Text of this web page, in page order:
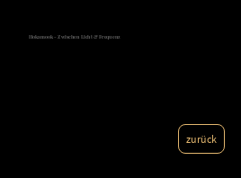
Hokamook - Zwischen Licht & Frequenz
zurück